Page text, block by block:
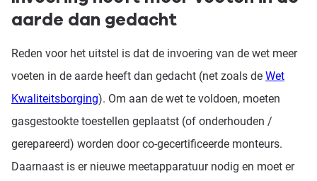
aarde dan gedacht
Reden voor het uitstel is dat de invoering van de wet meer
voeten in de aarde heeft dan gedacht (net zoals de Wet
Kwaliteitsborging). Om aan de wet te voldoen, moeten
gasgestookte toestellen geplaatst (of onderhouden /
gerepareerd) worden door co-gecertificeerde monteurs.
Daarnaast is er nieuwe meetapparatuur nodig en moet er